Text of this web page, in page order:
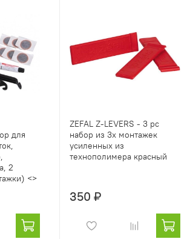
для
2
<>
ZEFAL Z-LEVERS - 3 pc
набор из 3х монтажек
усиленных из
технополимера красный
350 ₽